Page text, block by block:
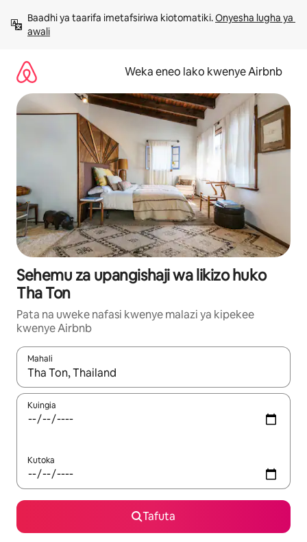
kwenda
kwenye
Baadhi ya taarifa imetafsiriwa kiotomatiki. Onyesha lugha ya
awali
Weka eneo lako kwenye Airbnb
Sehemu za upangishaji wa likizo huko
Tha Ton
Pata na uweke nafasi kwenye malazi ya kipekee
kwenye Airbnb
Mahali
Wakati matokeo yanapatikana, vinjari kwa kutumia vitufe vya
Kuingia
Kutoka
Tafuta